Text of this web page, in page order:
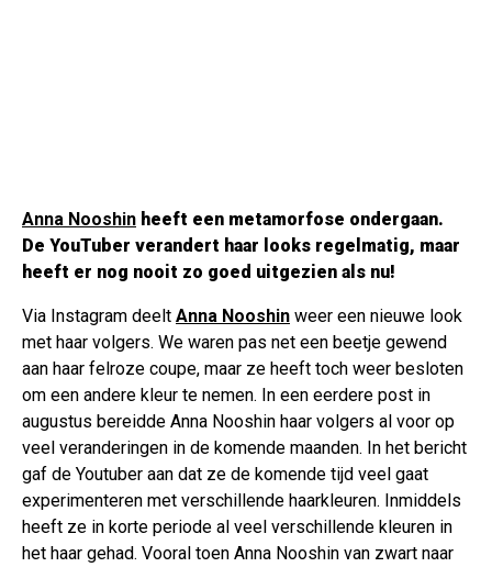
Anna Nooshin heeft een metamorfose ondergaan.
De YouTuber verandert haar looks regelmatig, maar
heeft er nog nooit zo goed uitgezien als nu!
Via Instagram deelt Anna Nooshin weer een nieuwe look
met haar volgers. We waren pas net een beetje gewend
aan haar felroze coupe, maar ze heeft toch weer besloten
om een andere kleur te nemen. In een eerdere post in
augustus bereidde Anna Nooshin haar volgers al voor op
veel veranderingen in de komende maanden. In het bericht
gaf de Youtuber aan dat ze de komende tijd veel gaat
experimenteren met verschillende haarkleuren. Inmiddels
heeft ze in korte periode al veel verschillende kleuren in
het haar gehad. Vooral toen Anna Nooshin van zwart naar